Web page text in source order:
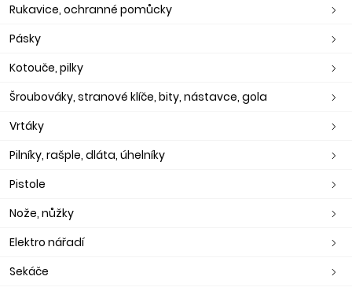
Rukavice, ochranné pomůcky
Pásky
Kotouče, pilky
Šroubováky, stranové klíče, bity, nástavce, gola
Vrtáky
Pilníky, rašple, dláta, úhelníky
Pistole
Nože, nůžky
Elektro nářadí
Sekáče